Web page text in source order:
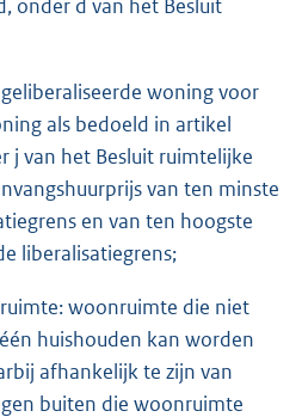
onder d van het Besluit
woning voor
als bedoeld in artikel
j van het Besluit ruimtelijke
van ten minste
en van ten hoogste
liberalisatiegrens;
woonruimte die niet
huishouden kan worden
afhankelijk te zijn van
buiten die woonruimte